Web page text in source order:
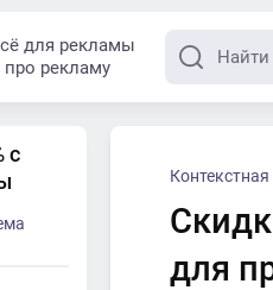
для рекламы
про рекламу
для
с